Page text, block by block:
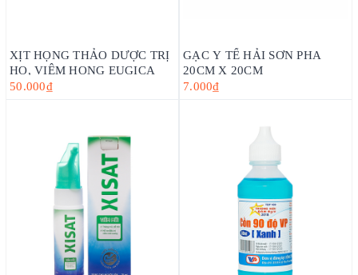
XỊT HỌNG THẢO DƯỢC TRỊ
HO, VIÊM HỌNG EUGICA
50.000₫
GẠC Y TẾ HẢI SƠN PHA
20CM X 20CM
7.000₫